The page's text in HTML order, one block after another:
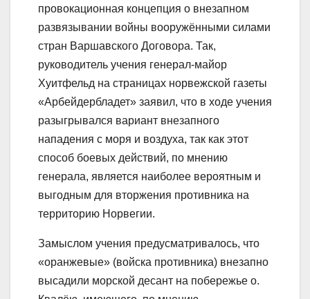
провокационная концепция о внезапном
развязывании войны вооружёнными силами
стран Варшавского Договора. Так,
руководитель учения генерал-майор
Хуитфельд на страницах норвежской газеты
«Арбейдербладет» заявил, что в ходе учения
разыгрывался вариант внезапного
нападения с моря и воздуха, так как этот
способ боевых действий, по мнению
генерала, является наиболее вероятным и
выгодным для вторжения противника на
территорию Норвегии.
Замыслом учения предусматривалось, что
«оранжевые» (войска противника) внезапно
высадили морской десант на побережье о.